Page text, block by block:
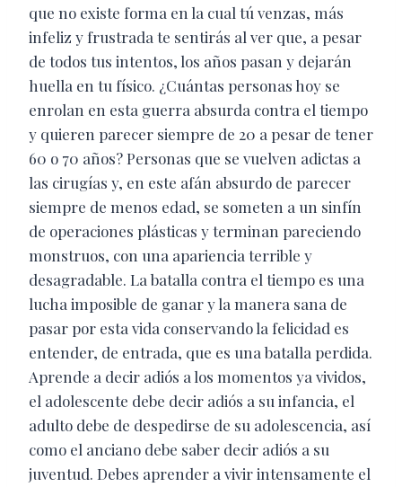
que no existe forma en la cual tú venzas, más
infeliz y frustrada te sentirás al ver que, a pesar
de todos tus intentos, los años pasan y dejarán
huella en tu físico. ¿Cuántas personas hoy se
enrolan en esta guerra absurda contra el tiempo
y quieren parecer siempre de 20 a pesar de tener
60 o 70 años? Personas que se vuelven adictas a
las cirugías y, en este afán absurdo de parecer
siempre de menos edad, se someten a un sinfín
de operaciones plásticas y terminan pareciendo
monstruos, con una apariencia terrible y
desagradable. La batalla contra el tiempo es una
lucha imposible de ganar y la manera sana de
pasar por esta vida conservando la felicidad es
entender, de entrada, que es una batalla perdida.
Aprende a decir adiós a los momentos ya vividos,
el adolescente debe decir adiós a su infancia, el
adulto debe de despedirse de su adolescencia, así
como el anciano debe saber decir adiós a su
juventud. Debes aprender a vivir intensamente el